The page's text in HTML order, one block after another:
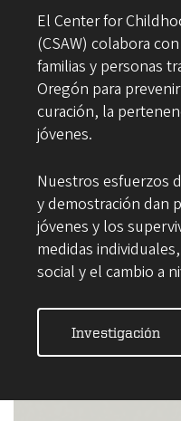
El Center for
(CSAW) colabora
familias y personas
Oregón para
curación, la
jóvenes.
Nuestros esfuerzos
y demostración dan
jóvenes y los
medidas
social y el cambio a
Investigación